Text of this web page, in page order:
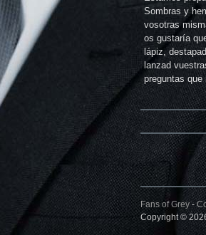
Sombras y
vosotras
os gustaría
lápiz,
lanzad
preguntas
Fans of Grey-
Copyright ©